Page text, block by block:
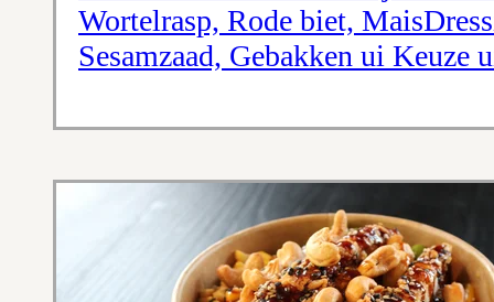
Wortelrasp, Rode biet,
Sesamzaad, Gebakken ui Keuze